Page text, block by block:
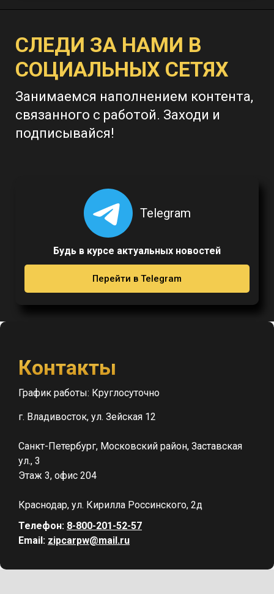
СЛЕДИ ЗА НАМИ В
СОЦИАЛЬНЫХ СЕТЯХ
Занимаемся наполнением контента,
связанного с работой. Заходи и
подписывайся!
Telegram
Будь в курсе актуальных новостей
Перейти в Telegram
Контакты
График работы: Круглосуточно
г. Владивосток, ул. Зейская 12
Санкт-Петербург, Московский район, Заставская
ул., 3
Этаж 3, офис 204
Краснодар, ул. Кирилла Россинского, 2д
Телефон: 8-800-201-52-57
Email: zipcarpw@mail.ru